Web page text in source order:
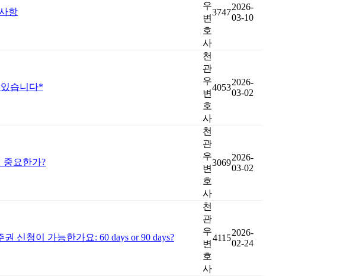
항
우
변
호
사
3747
2026-
03-10
습니다*
천
관
우
변
호
사
4053
2026-
03-02
중요한가?
천
관
우
변
호
사
3069
2026-
03-02
신청이 가능한가요: 60 days or 90 days?
천
관
우
변
호
사
4115
2026-
02-24